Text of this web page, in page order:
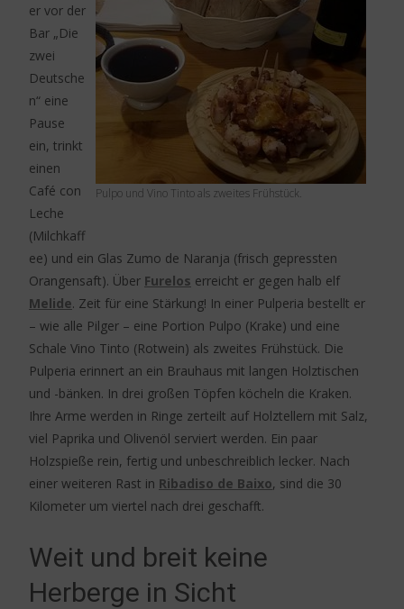
Pulpo und Vino Tinto als zweites Frühstück.
er vor der
Bar „Die
zwei
Deutsche
n“ eine
Pause
ein, trinkt
einen
Café con
Leche
(Milchkaff
ee) und ein Glas Zumo de Naranja (frisch gepressten
Orangensaft). Über Furelos erreicht er gegen halb elf
Melide. Zeit für eine Stärkung! In einer Pulperia bestellt er
– wie alle Pilger – eine Portion Pulpo (Krake) und eine
Schale Vino Tinto (Rotwein) als zweites Frühstück. Die
Pulperia erinnert an ein Brauhaus mit langen Holztischen
und -bänken. In drei großen Töpfen köcheln die Kraken.
Ihre Arme werden in Ringe zerteilt auf Holztellern mit Salz,
viel Paprika und Olivenöl serviert werden. Ein paar
Holzspieße rein, fertig und unbeschreiblich lecker. Nach
einer weiteren Rast in Ribadiso de Baixo, sind die 30
Kilometer um viertel nach drei geschafft.
Weit und breit keine
Herberge in Sicht